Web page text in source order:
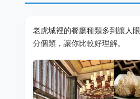
老虎城裡的餐廳種類多到讓人
分個類，讓你比較好理解。